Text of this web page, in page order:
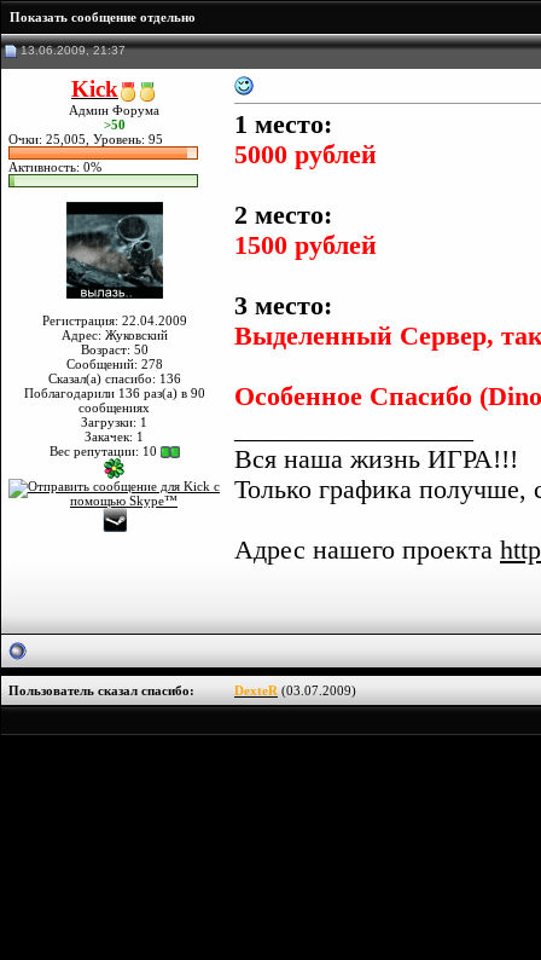
Показать сообщение отдельно
13.06.2009, 21:37
Kick
Админ Форума
>50
Очки: 25,005, Уровень: 95
Активность: 0%
Регистрация: 22.04.2009
Адрес: Жуковский
Возраст: 50
Сообщений: 278
Сказал(а) спасибо: 136
Поблагодарили 136 раз(а) в 90
сообщениях
Загрузки: 1
Закачек: 1
Вес репутации: 10
1 место:
5000 рублей
2 место:
1500 рублей
3 место:
Выделенный Сервер,
Особенное Спасибо
Вся наша жизнь ИГРА!!!
Только графика получше,
Адрес нашего проекта
Пользователь сказал cпасибо: DexteR (03.07.2009)